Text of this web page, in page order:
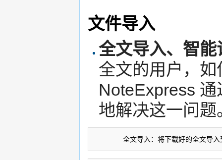
文件导入
全文导入、智
全文的用户，
NoteExpress
地解决这一问题
全文导入：将下载好的全文导